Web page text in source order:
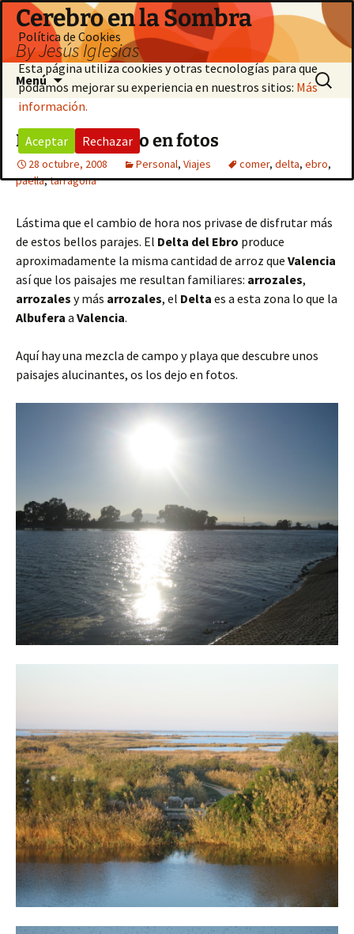
Saltar
contenido
Cerebro en la Sombra
By Jesús Iglesias
Menú Buscar:
El Delta del Ebro en fotos
28 octubre, 2008 Personal, Viajes comer, delta, ebro,
paella,tarragona
Lástima que el cambio de hora nos privase de disfrutar más
de estos bellos parajes. El Delta del Ebro produce
aproximadamente la misma cantidad de arroz que Valencia
así que los paisajes me resultan familiares: arrozales,
arrozales y más arrozales, el Delta es a esta zona lo que la
Albufera a Valencia.
Aquí hay una mezcla de campo y playa que descubre unos
paisajes alucinantes, os los dejo en fotos.
Política de Cookies
Esta página utiliza cookies y otras tecnologías para que
podamos mejorar su experiencia en nuestros sitios: Más
información.
Aceptar Rechazar